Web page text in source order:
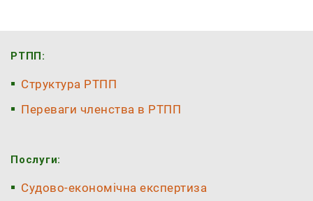
РТПП:
Структура РТПП
Переваги членства в РТПП
Послуги:
Судово-економічна експертиза